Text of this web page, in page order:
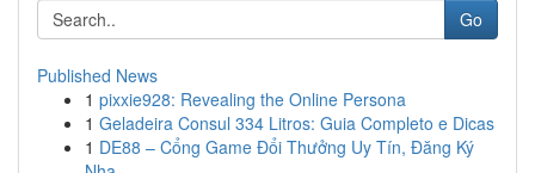
Go
Published News
1 pixxie928: Revealing the Online Persona
1 Geladeira Consul 334 Litros: Guia Completo e Dicas
1 DE88 – Cổng Game Đổi Thưởng Uy Tín, Đăng Ký